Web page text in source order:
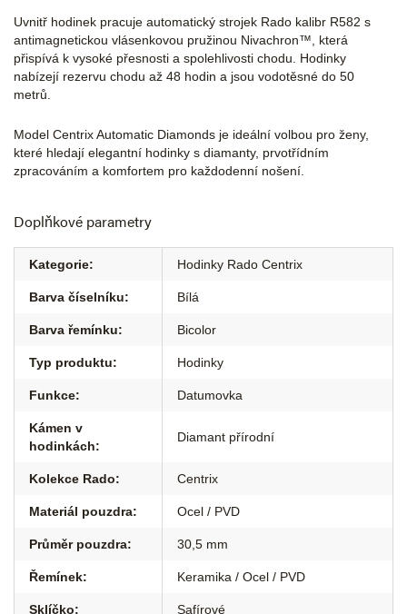
Uvnitř hodinek pracuje automatický strojek Rado kalibr R582 s
antimagnetickou vlásenkovou pružinou Nivachron™, která
přispívá k vysoké přesnosti a spolehlivosti chodu. Hodinky
nabízejí rezervu chodu až 48 hodin a jsou vodotěsné do 50
metrů.
Model Centrix Automatic Diamonds je ideální volbou pro ženy,
které hledají elegantní hodinky s diamanty, prvotřídním
zpracováním a komfortem pro každodenní nošení.
Doplňkové parametry
Kategorie: Hodinky Rado Centrix
Barva číselníku: Bílá
Barva řemínku: Bicolor
Typ produktu: Hodinky
Funkce: Datumovka
Kámen v
hodinkách:
Diamant přírodní
Kolekce Rado: Centrix
Materiál pouzdra: Ocel / PVD
Průměr pouzdra: 30,5 mm
Řemínek: Keramika / Ocel / PVD
Sklíčko: Safírové